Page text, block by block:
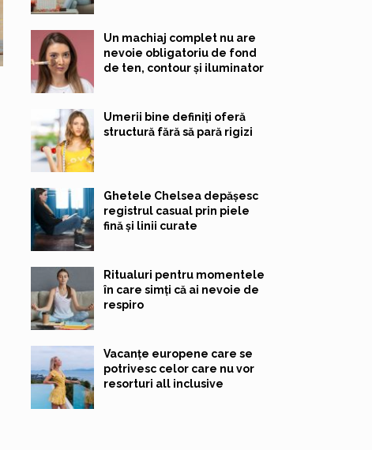
Un machiaj complet nu are
nevoie obligatoriu de fond
de ten, contour și iluminator
Umerii bine definiți oferă
structură fără să pară rigizi
Ghetele Chelsea depășesc
registrul casual prin piele
fină și linii curate
Ritualuri pentru momentele
în care simți că ai nevoie de
respiro
Vacanțe europene care se
potrivesc celor care nu vor
resorturi all inclusive